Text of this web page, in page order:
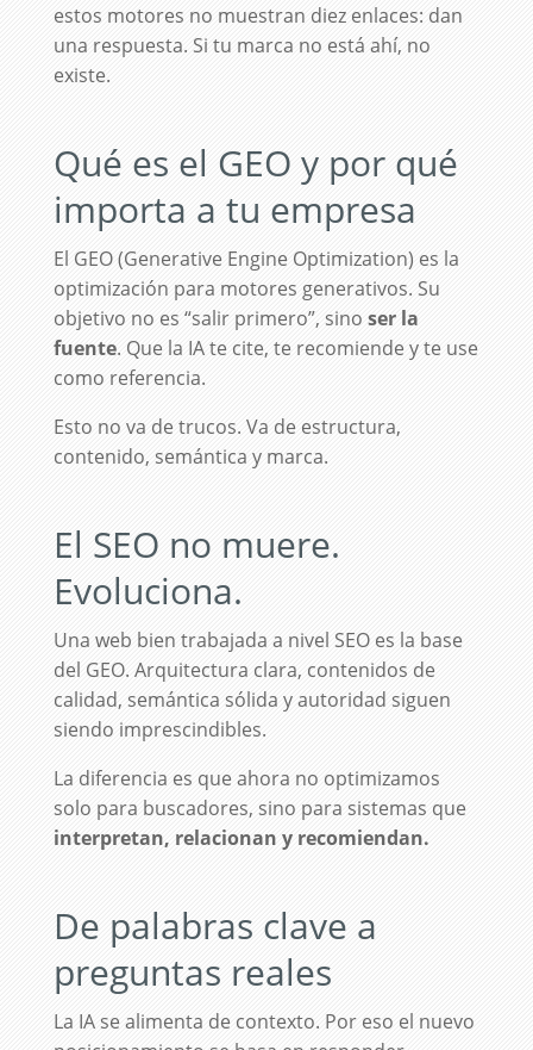
estos motores no muestran diez enlaces: dan
una respuesta. Si tu marca no está ahí, no
existe.
Qué es el GEO y por qué
importa a tu empresa
El GEO (Generative Engine Optimization) es la
optimización para motores generativos. Su
objetivo no es “salir primero”, sino ser la
fuente. Que la IA te cite, te recomiende y te use
como referencia.
Esto no va de trucos. Va de estructura,
contenido, semántica y marca.
El SEO no muere.
Evoluciona.
Una web bien trabajada a nivel SEO es la base
del GEO. Arquitectura clara, contenidos de
calidad, semántica sólida y autoridad siguen
siendo imprescindibles.
La diferencia es que ahora no optimizamos
solo para buscadores, sino para sistemas que
interpretan, relacionan y recomiendan.
De palabras clave a
preguntas reales
La IA se alimenta de contexto. Por eso el nuevo